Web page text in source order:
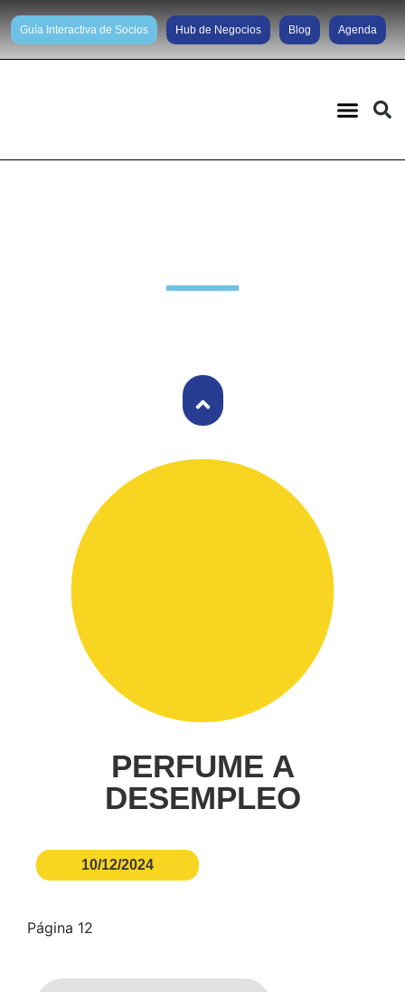
Guía Interactiva de Socios Hub de Negocios Blog Agenda
PERFUME A
DESEMPLEO
10/12/2024
Página 12